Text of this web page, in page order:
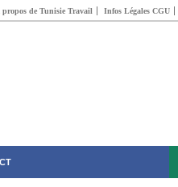
propos de Tunisie Travail Infos Légales CGU